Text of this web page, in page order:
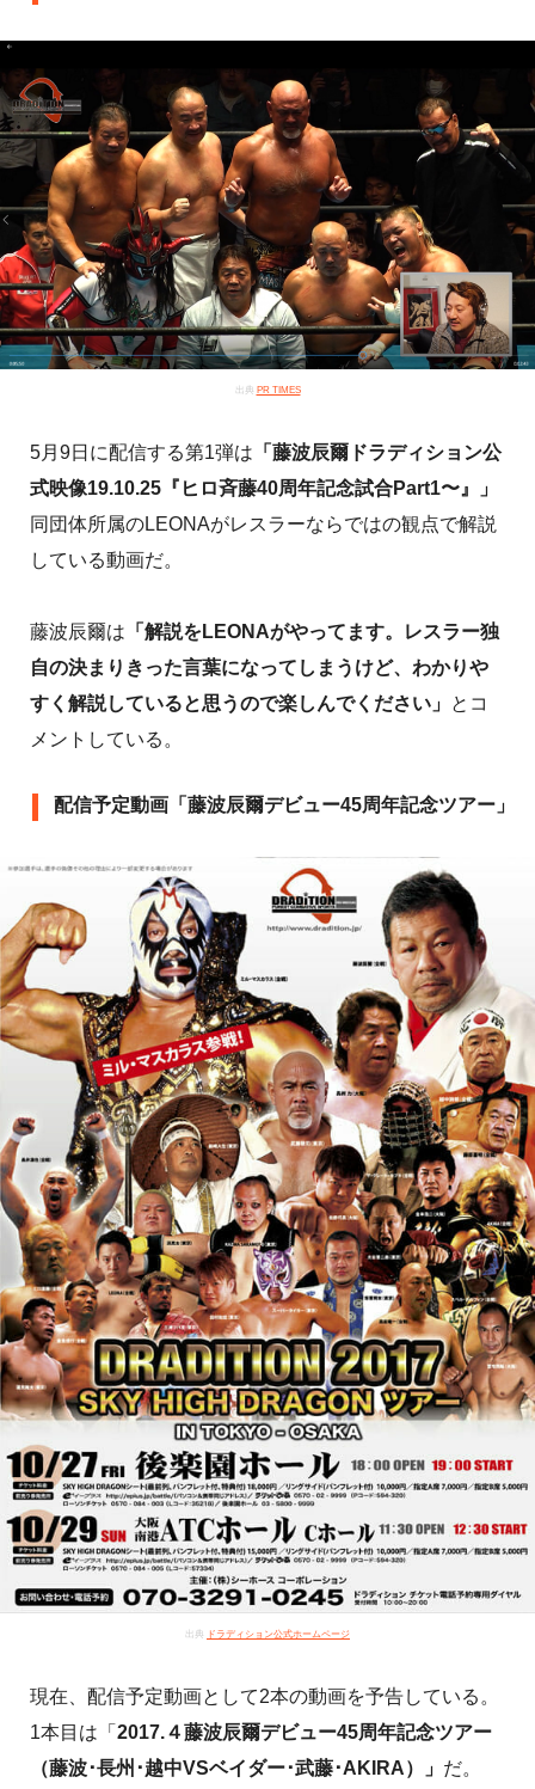
出典 PR TIMES
5月9日に配信する第1弾は 「藤波辰爾ドラディション公
式映像19.10.25『ヒロ斉藤40周年記念試合Part1〜』」
同団体所属のLEONAがレスラーならではの観点で解説
している動画だ。
藤波辰爾は 「解説をLEONAがやってます。レスラー独
自の決まりきった言葉になってしまうけど、わかりや
すく解説していると思うので楽しんでください」 とコ
メントしている。
配信予定動画「藤波辰爾デビュー45周年記念ツアー」
出典 ドラディション公式ホームページ
現在、配信予定動画として2本の動画を予告している。
1本目は「 2017.４藤波辰爾デビュー45周年記念ツアー
（藤波･長州･越中VSベイダー･武藤･AKIRA）」 だ。